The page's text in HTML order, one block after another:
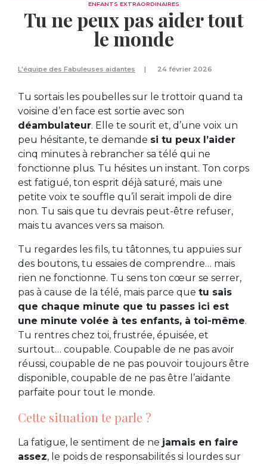
ENFANTS EXTRAORDINAIRES
Tu ne peux pas aider tout
le monde
L'équipe des Fabuleuses aidantes 24 février 2026
Tu sortais les poubelles sur le trottoir quand ta
voisine d’en face est sortie avec son
déambulateur. Elle te sourit et, d’une voix un
peu hésitante, te demande si tu peux l’aider
cinq minutes à rebrancher sa télé qui ne
fonctionne plus. Tu hésites un instant. Ton corps
est fatigué, ton esprit déjà saturé, mais une
petite voix te souffle qu’il serait impoli de dire
non. Tu sais que tu devrais peut-être refuser,
mais tu avances vers sa maison.
Tu regardes les fils, tu tâtonnes, tu appuies sur
des boutons, tu essaies de comprendre… mais
rien ne fonctionne. Tu sens ton cœur se serrer,
pas à cause de la télé, mais parce que tu sais
que chaque minute que tu passes ici est
une minute volée à tes enfants, à toi-même.
Tu rentres chez toi, frustrée, épuisée, et
surtout… coupable. Coupable de ne pas avoir
réussi, coupable de ne pas pouvoir toujours être
disponible, coupable de ne pas être l’aidante
parfaite pour tout le monde.
Cette situation te parle ?
La fatigue, le sentiment de ne jamais en faire
assez, le poids de responsabilités si lourdes sur